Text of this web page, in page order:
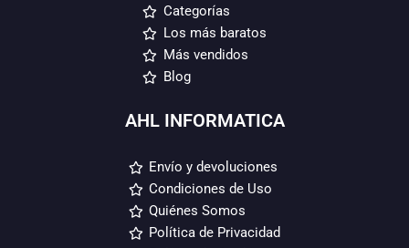
Categorías
Los más baratos
Más vendidos
Blog
AHL INFORMATICA
Envío y devoluciones
Condiciones de Uso
Quiénes Somos
Política de Privacidad